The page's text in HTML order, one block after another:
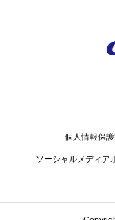
個人情報保
ソーシャルメディア